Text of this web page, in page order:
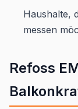
Haushalte,
messen
Refoss